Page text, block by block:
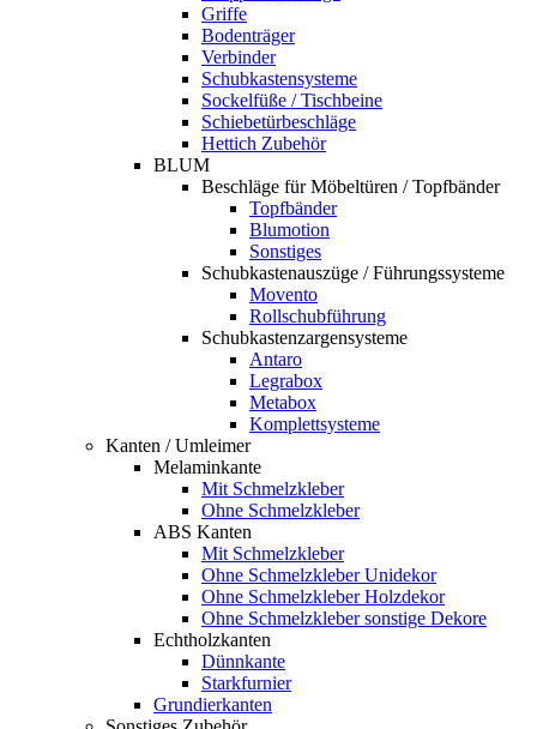
Griffe
Bodenträger
Verbinder
Schubkastensysteme
Sockelfüße / Tischbeine
Schiebetürbeschläge
Hettich Zubehör
BLUM
Beschläge für Möbeltüren / Topfbänder
Topfbänder
Blumotion
Sonstiges
Schubkastenauszüge / Führungssysteme
Movento
Rollschubführung
Schubkastenzargensysteme
Antaro
Legrabox
Metabox
Komplettsysteme
Kanten / Umleimer
Melaminkante
Mit Schmelzkleber
Ohne Schmelzkleber
ABS Kanten
Mit Schmelzkleber
Ohne Schmelzkleber Unidekor
Ohne Schmelzkleber Holzdekor
Ohne Schmelzkleber sonstige Dekore
Echtholzkanten
Dünnkante
Starkfurnier
Grundierkanten